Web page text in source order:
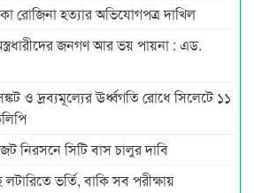
রোজিনা হত্যার অভিযোগপত্র দাখিল
জনগণ আর ভয় পায়না : এড.
ও দ্রব্যমূল্যের ঊর্ধ্বগতি রোধে সিলেটে ১১
নিরসনে সিটি বাস চালুর দাবি
লটারিতে ভর্তি, বাকি সব পরীক্ষায়